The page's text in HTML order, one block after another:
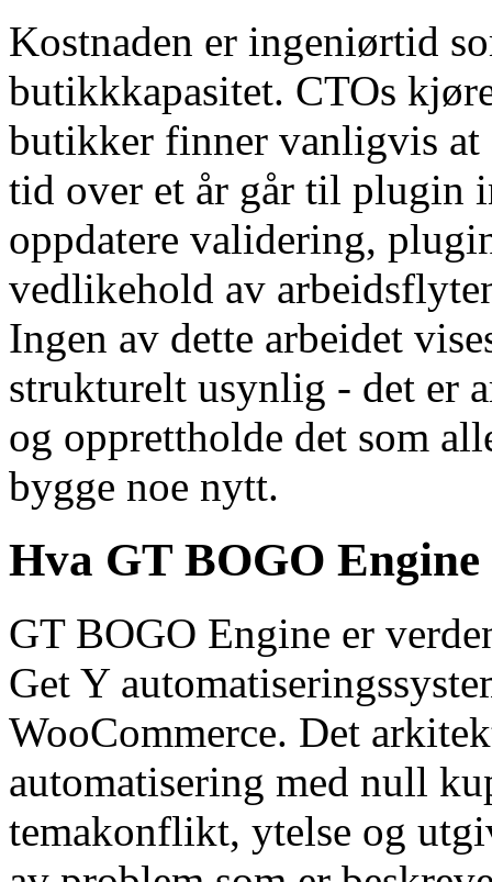
Kostnaden er ingeniørtid
butikkkapasitet. CTOs
butikker finner vanligvis
tid over et år går til plugin
oppdatere validering,
vedlikehold av
Ingen av dette arbeidet
strukturelt usynlig - det er
og opprettholde det som
bygge noe nytt.
Hva GT BOGO
GT BOGO Engine er
Get Y
WooCommerce. Det
automatisering med null
temakonflikt, ytelse og